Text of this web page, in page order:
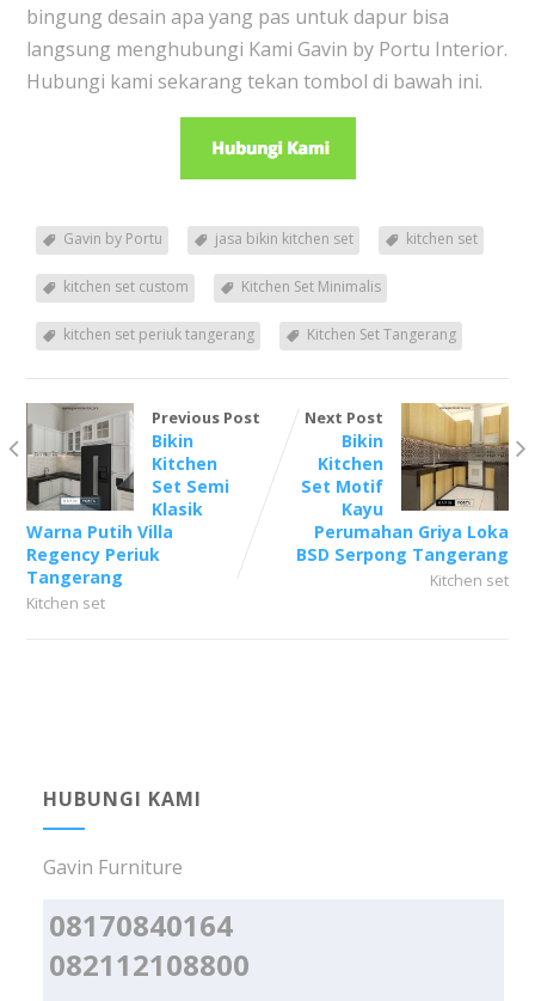
bingung desain apa yang pas untuk dapur bisa
langsung menghubungi Kami Gavin by Portu Interior.
Hubungi kami sekarang tekan tombol di bawah ini.
Gavin by Portu jasa bikin kitchen set kitchen set
kitchen set custom Kitchen Set Minimalis
kitchen set periuk tangerang Kitchen Set Tangerang
Previous Post
Bikin
Kitchen
Set Semi
Klasik
Warna Putih Villa
Regency Periuk
Tangerang
Kitchen set
Next Post
Bikin
Kitchen
Set Motif
Kayu
Perumahan Griya Loka
BSD Serpong Tangerang
Kitchen set
HUBUNGI KAMI
Gavin Furniture
08170840164
082112108800